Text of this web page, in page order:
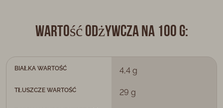
Wartość odżywcza na 100 g:
BIAŁKA WARTOŚĆ 4,4 g
TŁUSZCZE WARTOŚĆ 29 g